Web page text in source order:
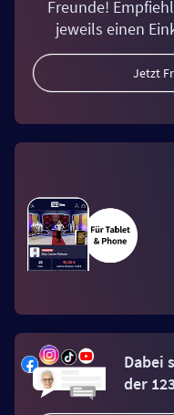
Freunde!
jeweils einen
Jetzt
Dabei
der